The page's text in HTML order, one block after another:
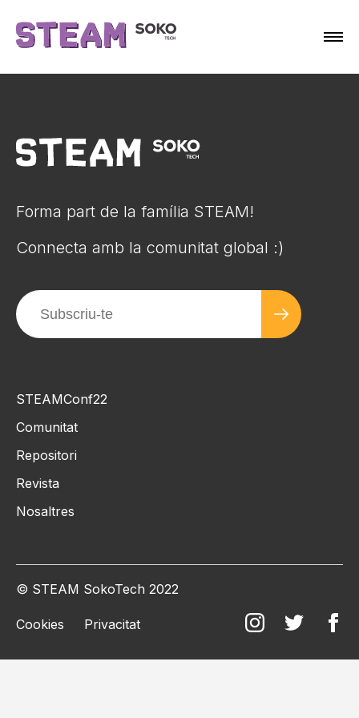
Forma part de la família STEAM!
Connecta amb la comunitat global :)
STEAMConf22
Comunitat
Repositori
Revista
Nosaltres
© STEAM SokoTech 2022
Cookies Privacitat